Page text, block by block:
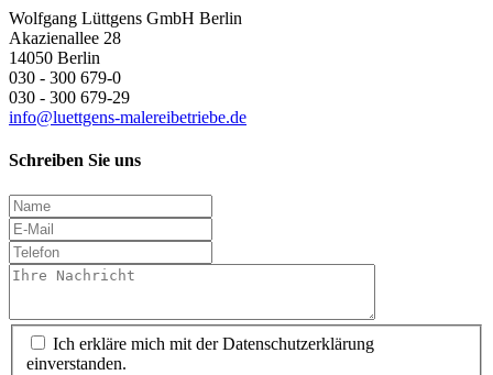
Wolfgang Lüttgens GmbH Berlin
Akazienallee 28
14050 Berlin
030 - 300 679-0
030 - 300 679-29
info@luettgens-malereibetriebe.de
Schreiben Sie uns
Ich erkläre mich mit der Datenschutzerklärung
einverstanden.